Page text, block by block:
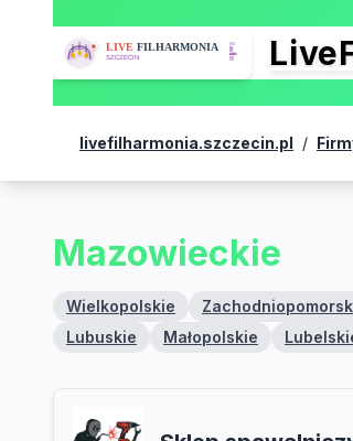
livefilharmonia.szczecin.pl /
Mazowieckie
Wielkopolskie
Lubuskie
Małopolskie